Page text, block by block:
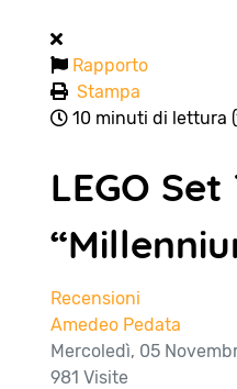
Rapporto
Stampa
10 minuti di lettura
LEGO Set
Recensioni
Amedeo Pedata
Mercoledì, 05
981 Visite